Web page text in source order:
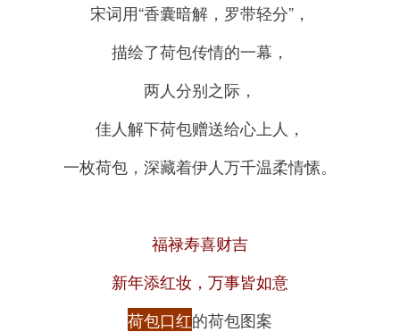
宋词用“香囊暗解，罗带轻分”，
描绘了荷包传情的一幕，
两人分别之际，
佳人解下荷包赠送给心上人，
一枚荷包，深藏着伊人万千温柔情愫。
福禄寿喜财吉
新年添红妆，万事皆如意
荷包口红的荷包图案